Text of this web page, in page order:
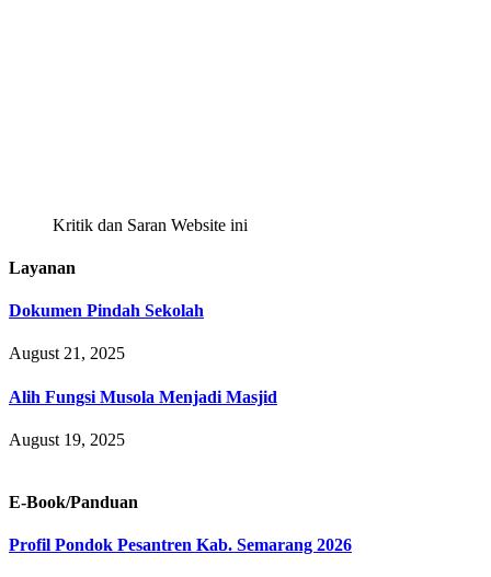
Kritik dan Saran Website ini
Layanan
Dokumen Pindah Sekolah
August 21, 2025
Alih Fungsi Musola Menjadi Masjid
August 19, 2025
E-Book/Panduan
Profil Pondok Pesantren Kab. Semarang 2026